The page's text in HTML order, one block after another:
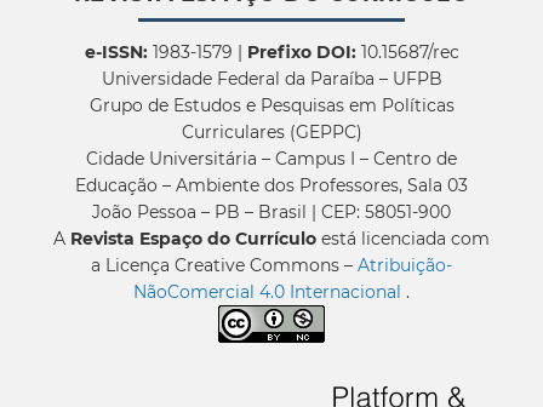
e-ISSN:1983-1579 | Prefixo DOI:10.15687/rec
Universidade Federal da Paraíba – UFPB
Grupo de Estudos e Pesquisas em Políticas
Curriculares (GEPPC)
Cidade Universitária – Campus I – Centro de
Educação – Ambiente dos Professores, Sala 03
João Pessoa – PB – Brasil | CEP: 58051-900
A Revista Espaço do Currículo está licenciada com
a Licença Creative Commons – Atribuição-
NãoComercial 4.0 Internacional .